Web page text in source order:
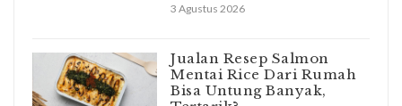
3 Agustus 2026
Jualan Resep Salmon
Mentai Rice Dari Rumah
Bisa Untung Banyak,